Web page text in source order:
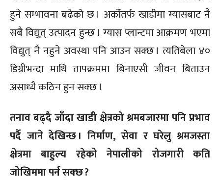
हुने सम्भावना बढेको छ । अर्कोतर्फ खाडीमा ग्यासबाट नै
सबै विद्युत् उत्पादन हुन्छ । ग्यास प्लान्टमा आक्रमण भएमा
विद्युत् नै नहुने अवस्था पनि आउन सक्छ । त्यतिबेला ४०
डिग्रीभन्दा माथि तापक्रममा बिनाएसी जीवन बिताउन
असाध्यै कठिन हुन सक्छ ।
तनाव बढ्दै जाँदा खाडी क्षेत्रको श्रमबजारमा पनि प्रभाव
पर्दै जाने देखिन्छ । निर्माण, सेवा र घरेलु श्रमजस्ता
क्षेत्रमा बाहुल्य रहेको नेपालीको रोजगारी कति
जोखिममा पर्न सक्छ ?